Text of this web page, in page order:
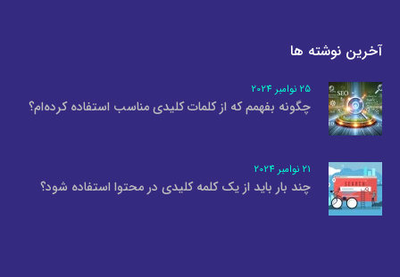
آخرین نوشته ها
25 نوامبر 2024
چگونه بفهمم که از کلمات کلیدی مناسب استفاده کرده‌ام؟
21 نوامبر 2024
چند بار باید از یک کلمه کلیدی در محتوا استفاده شود؟